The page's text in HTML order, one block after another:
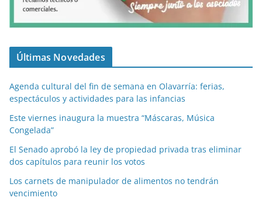
Últimas Novedades
Agenda cultural del fin de semana en Olavarría: ferias,
espectáculos y actividades para las infancias
Este viernes inaugura la muestra “Máscaras, Música
Congelada”
El Senado aprobó la ley de propiedad privada tras eliminar
dos capítulos para reunir los votos
Los carnets de manipulador de alimentos no tendrán
vencimiento